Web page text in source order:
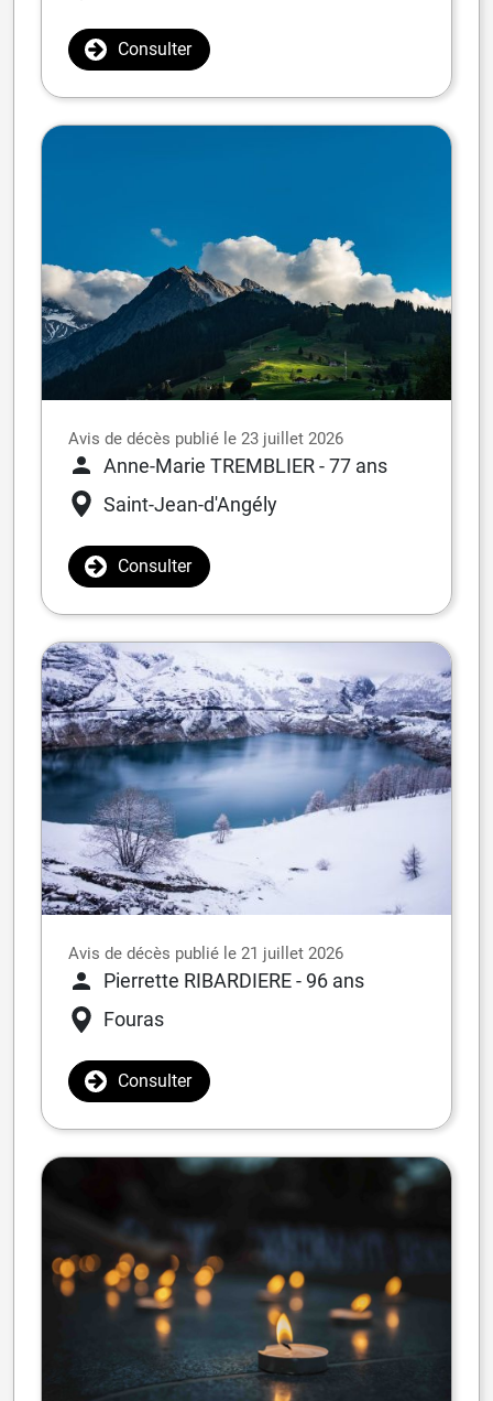
Consulter
Avis de décès publié le 23 juillet 2026
Anne-Marie TREMBLIER- 77 ans
Saint-Jean-d'Angély
Consulter
Avis de décès publié le 21 juillet 2026
Pierrette RIBARDIERE- 96 ans
Fouras
Consulter